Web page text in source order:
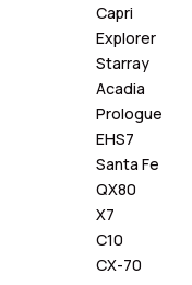
Capri
Explorer
Starray
Acadia
Prologue
EHS7
Santa Fe
QX80
X7
C10
CX-70